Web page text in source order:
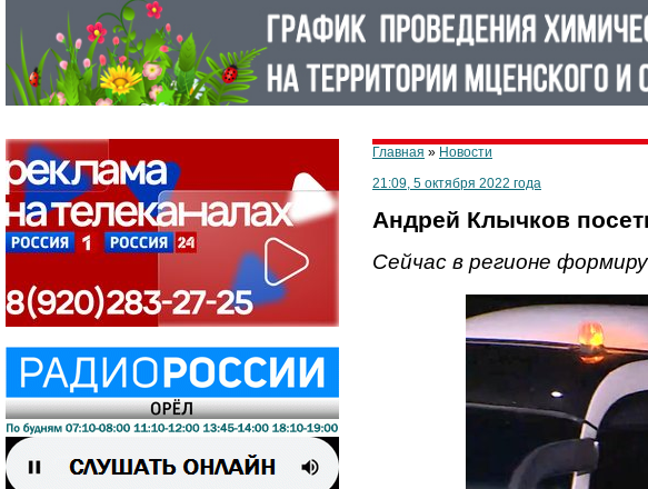
Главная » Новости
21:09, 5 октября 2022 года
Андрей Клычков
Сейчас в регионе